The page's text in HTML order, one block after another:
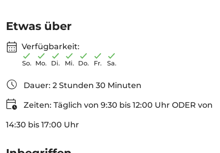
Etwas über
Verfügbarkeit:
So. Mo. Di. Mi. Do. Fr. Sa.
Dauer: 2 Stunden 30 Minuten
Zeiten: Täglich von 9:30 bis 12:00 Uhr ODER von
14:30 bis 17:00 Uhr